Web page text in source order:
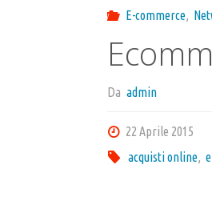
E-commerce,
Da admin
22 Aprile 2015
acquisti online,